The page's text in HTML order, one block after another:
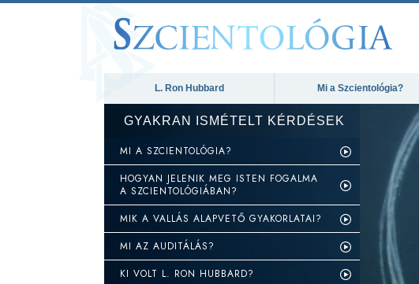
L. Ron Hubbard Mi a Szcientológia?
GYAKRAN ISMÉTELT KÉRDÉSEK
MI A SZCIENTOLÓGIA?
HOGYAN JELENIK MEG ISTEN FOGALMA
A SZCIENTOLÓGIÁBAN?
MIK A VALLÁS ALAPVETŐ GYAKORLATAI?
MI AZ AUDITÁLÁS?
KI VOLT L. RON HUBBARD?